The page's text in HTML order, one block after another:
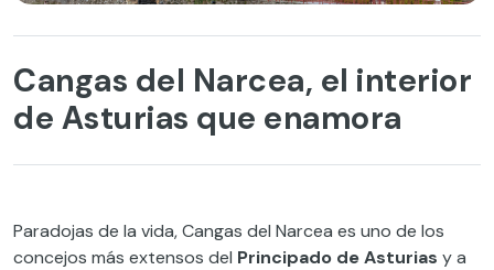
Cangas del Narcea, el interior
de Asturias que enamora
Paradojas de la vida, Cangas del Narcea es uno de los
concejos más extensos del Principado de Asturias y a